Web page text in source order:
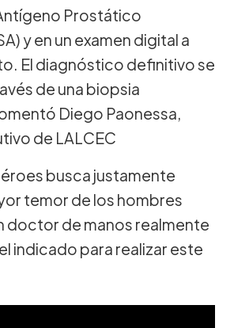
Prostático
y en un examen digital a
El diagnóstico definitivo se
de una biopsia
Diego Paonessa,
de LALCEC
busca justamente
temor de los hombres
doctor de manos realmente
indicado para realizar este